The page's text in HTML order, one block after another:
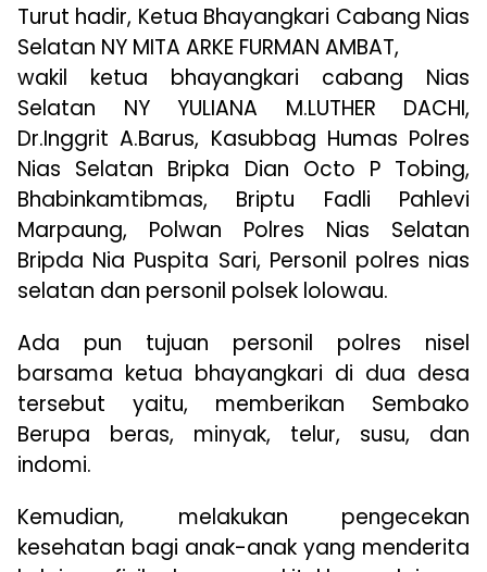
Turut hadir, Ketua Bhayangkari Cabang Nias
Selatan NY MITA ARKE FURMAN AMBAT,
wakil ketua bhayangkari cabang Nias
Selatan NY YULIANA M.LUTHER DACHI,
Dr.Inggrit A.Barus, Kasubbag Humas Polres
Nias Selatan Bripka Dian Octo P Tobing,
Bhabinkamtibmas, Briptu Fadli Pahlevi
Marpaung, Polwan Polres Nias Selatan
Bripda Nia Puspita Sari, Personil polres nias
selatan dan personil polsek lolowau.
Ada pun tujuan personil polres nisel
barsama ketua bhayangkari di dua desa
tersebut yaitu, memberikan Sembako
Berupa beras, minyak, telur, susu, dan
indomi.
Kemudian, melakukan pengecekan
kesehatan bagi anak-anak yang menderita